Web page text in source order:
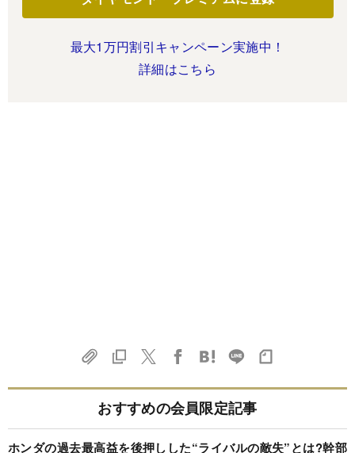
最大1万円割引キャンペーン実施中！
詳細はこちら
おすすめの会員限定記事
ホンダの過去最高益を後押しした“ライバルの敵失”とは?幹部